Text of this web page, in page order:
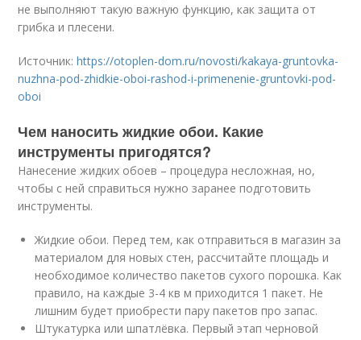
не выполняют такую важную функцию, как защита от
грибка и плесени.
Источник:https://otoplen-dom.ru/novosti/kakaya-gruntovka-
nuzhna-pod-zhidkie-oboi-rashod-i-primenenie-gruntovki-pod-
oboi
Чем наносить жидкие обои. Какие
инструменты пригодятся?
Нанесение жидких обоев – процедура несложная, но,
чтобы с ней справиться нужно заранее подготовить
инструменты.
Жидкие обои. Перед тем, как отправиться в магазин за
материалом для новых стен, рассчитайте площадь и
необходимое количество пакетов сухого порошка. Как
правило, на каждые 3-4 кв м приходится 1 пакет. Не
лишним будет приобрести пару пакетов про запас.
Штукатурка или шпатлёвка. Первый этап черновой